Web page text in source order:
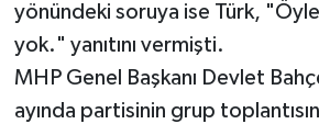
yönündeki soruya ise Türk,
yok." yanıtını vermişti.
MHP Genel Başkanı Devlet
ayında partisinin grup